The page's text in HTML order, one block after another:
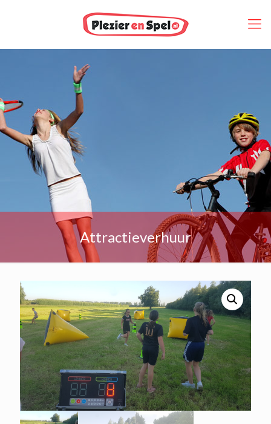
Attractieverhuur